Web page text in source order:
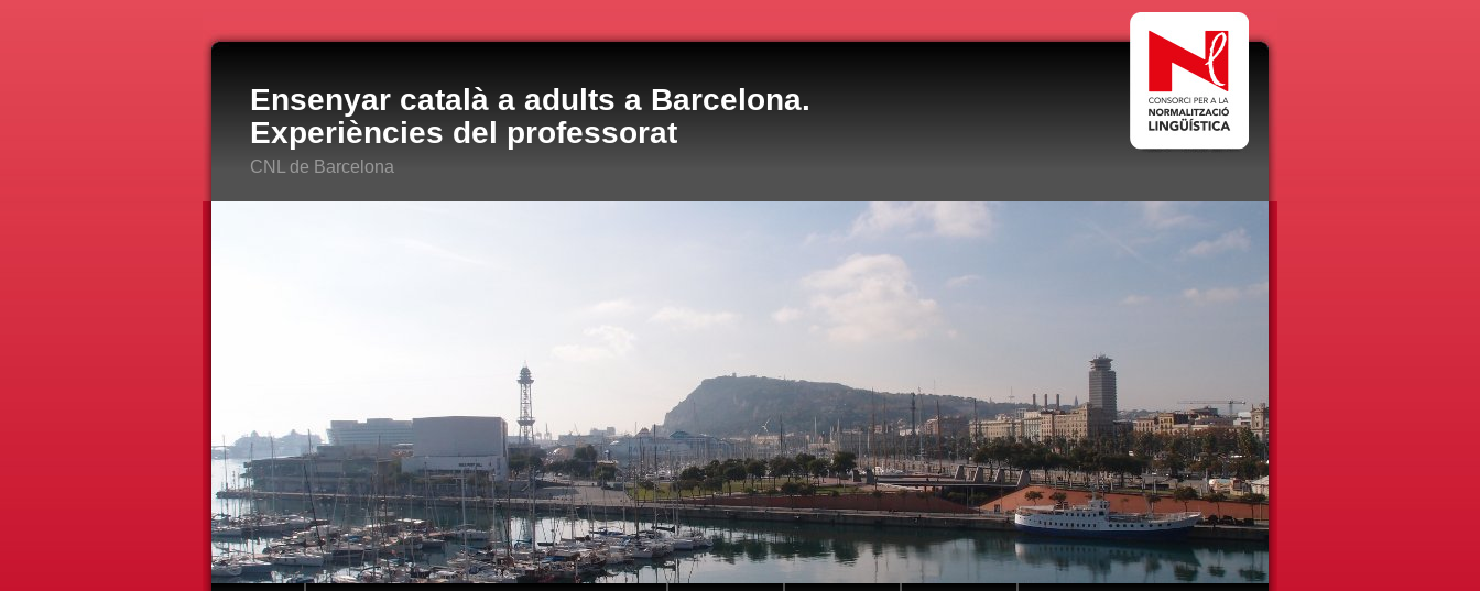
Ensenyar català a adults a Barcelona.
Experiències del professorat
CNL de Barcelona